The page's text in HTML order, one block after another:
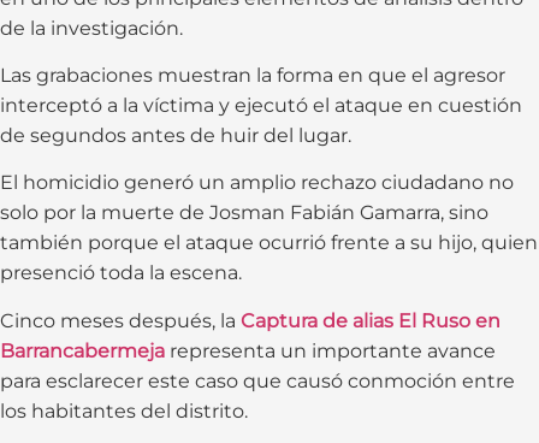
de la investigación.
Las grabaciones muestran la forma en que el agresor
interceptó a la víctima y ejecutó el ataque en cuestión
de segundos antes de huir del lugar.
El homicidio generó un amplio rechazo ciudadano no
solo por la muerte de Josman Fabián Gamarra, sino
también porque el ataque ocurrió frente a su hijo, quien
presenció toda la escena.
Cinco meses después, la Captura de alias El Ruso en
Barrancabermeja representa un importante avance
para esclarecer este caso que causó conmoción entre
los habitantes del distrito.